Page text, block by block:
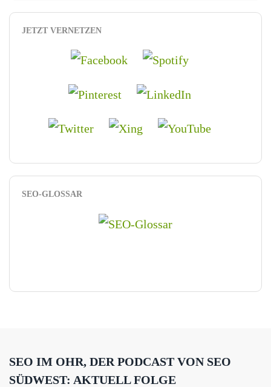
JETZT VERNETZEN
SEO-GLOSSAR
SEO IM OHR, DER PODCAST VON SEO
SÜDWEST: AKTUELL FOLGE